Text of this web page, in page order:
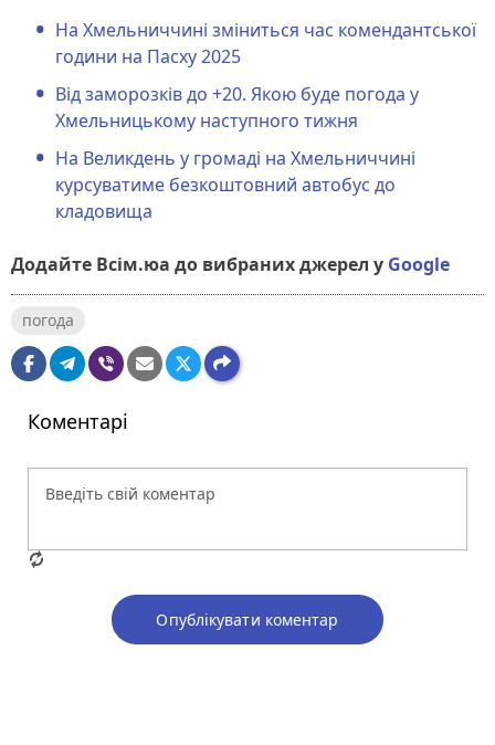
На Хмельниччині зміниться час комендантської
години на Пасху 2025
Від заморозків до +20. Якою буде погода у
Хмельницькому наступного тижня
На Великдень у громаді на Хмельниччині
курсуватиме безкоштовний автобус до
кладовища
Додайте Всім.юа до вибраних джерел у Google
погода
Коментарі
Опублікувати коментар